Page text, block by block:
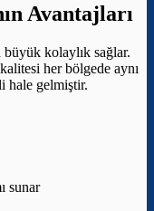
Avantajları
büyük kolaylık sağlar.
her bölgede aynı
hale gelmiştir.
sunar